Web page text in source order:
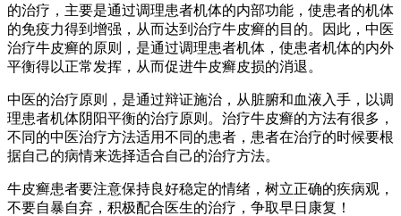
的治疗，主要是通过调理患者机体的内部功能，使患者的机体
的免疫力得到增强，从而达到治疗牛皮癣的目的。因此，中医
治疗牛皮癣的原则，是通过调理患者机体，使患者机体的内外
平衡得以正常发挥，从而促进牛皮癣皮损的消退。
中医的治疗原则，是通过辩证施治，从脏腑和血液入手，以调
理患者机体阴阳平衡的治疗原则。治疗牛皮癣的方法有很多，
不同的中医治疗方法适用不同的患者，患者在治疗的时候要根
据自己的病情来选择适合自己的治疗方法。
牛皮癣患者要注意保持良好稳定的情绪，树立正确的疾病观，
不要自暴自弃，积极配合医生的治疗，争取早日康复！